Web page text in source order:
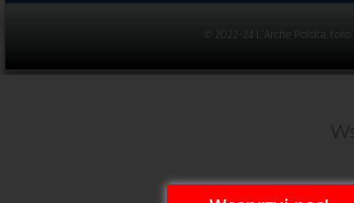
© 2022-24 L’Arche Polska,